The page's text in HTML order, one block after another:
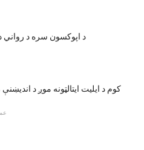
د اپوکسون سره د رواني
کوم د ایلیت ایتالټونه موږ د